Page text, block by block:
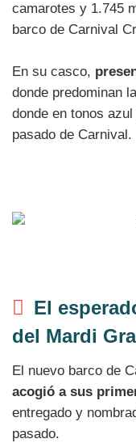
camarotes y 1.745
barco de Carnival
En su casco,
donde predominan
donde en tonos
pasado de Carnival.
El
del Mardi
El nuevo barco de
acogió a sus
entregado y
pasado.